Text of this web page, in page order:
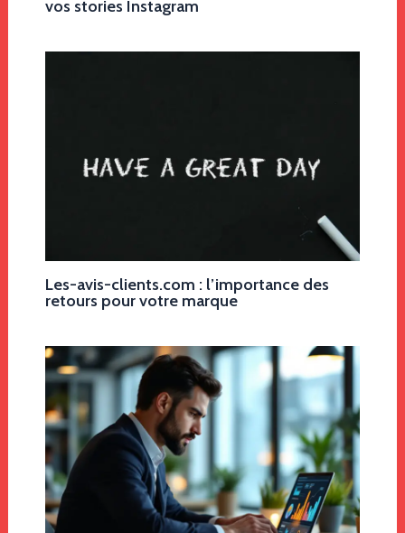
vos stories Instagram
Les-avis-clients.com : l’importance des
retours pour votre marque